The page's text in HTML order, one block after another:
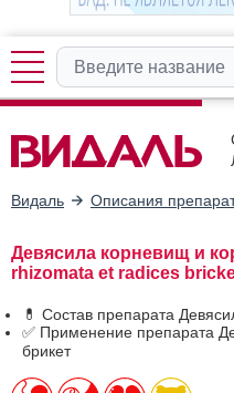
Видаль Описания
Девясила корневищ и
rhizomata et radices
💊 Состав препарата
✅ Применение препарата
брикет